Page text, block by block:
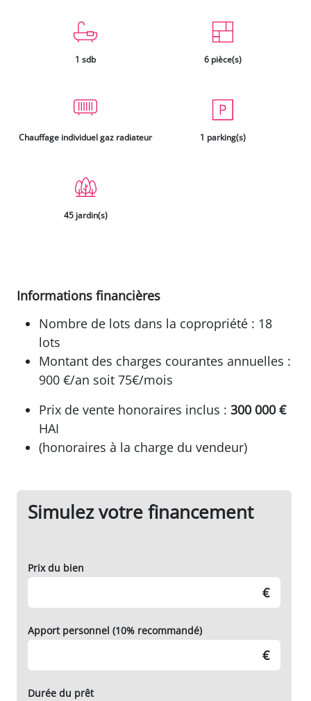
bien est exposé sont disponibles sur le site
Géorisques :https://www.georisques.gouv.fr
3 chb
1 sdb
45 jardin(s)
Informations financières
Montant des charges courantes annuelles :
900 €/an soit 75€/mois
HAI